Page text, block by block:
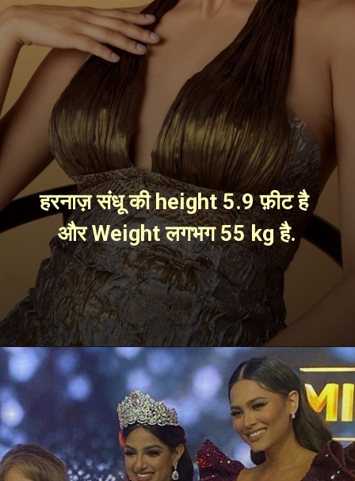
हरनाज़ संधू की height 5.9 फ़ीट है
और Weight लगभग 55 kg है.